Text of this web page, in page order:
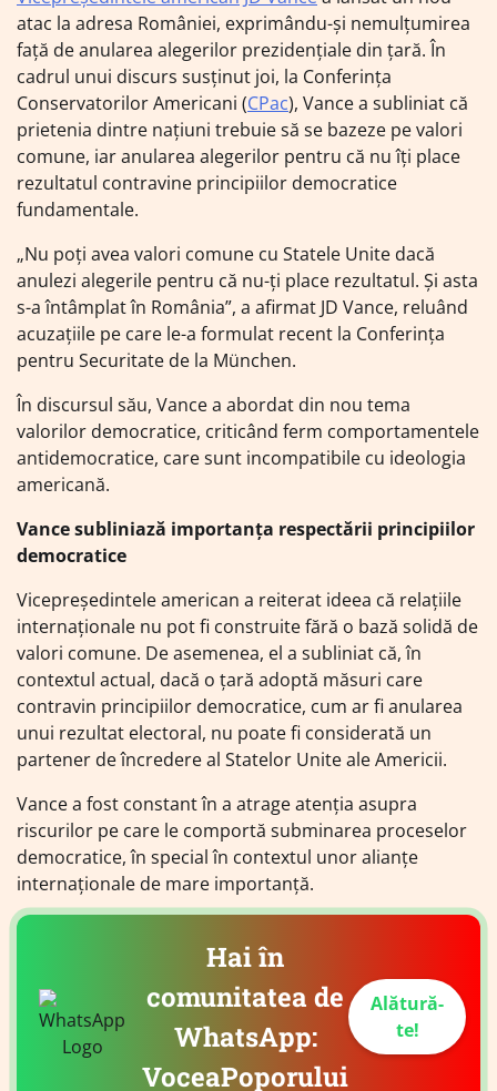
atac la adresa României, exprimându-și nemulțumirea
față de anularea alegerilor prezidențiale din țară. În
cadrul unui discurs susținut joi, la Conferința
Conservatorilor Americani (CPac), Vance a subliniat că
prietenia dintre națiuni trebuie să se bazeze pe valori
comune, iar anularea alegerilor pentru că nu îți place
rezultatul contravine principiilor democratice
fundamentale.
„Nu poți avea valori comune cu Statele Unite dacă
anulezi alegerile pentru că nu-ți place rezultatul. Și asta
s-a întâmplat în România”, a afirmat JD Vance, reluând
acuzațiile pe care le-a formulat recent la Conferința
pentru Securitate de la München.
În discursul său, Vance a abordat din nou tema
valorilor democratice, criticând ferm comportamentele
antidemocratice, care sunt incompatibile cu ideologia
americană.
Vance subliniază importanța respectării principiilor
democratice
Vicepreședintele american a reiterat ideea că relațiile
internaționale nu pot fi construite fără o bază solidă de
valori comune. De asemenea, el a subliniat că, în
contextul actual, dacă o țară adoptă măsuri care
contravin principiilor democratice, cum ar fi anularea
unui rezultat electoral, nu poate fi considerată un
partener de încredere al Statelor Unite ale Americii.
Vance a fost constant în a atrage atenția asupra
riscurilor pe care le comportă subminarea proceselor
democratice, în special în contextul unor alianțe
internaționale de mare importanță.
Hai în
comunitatea de
WhatsApp:
VoceaPoporului
Alătură-
te!